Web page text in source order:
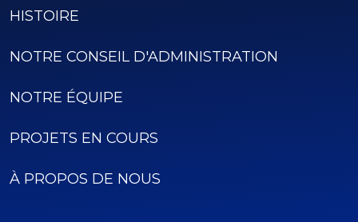
HISTOIRE
NOTRE CONSEIL D'ADMINISTRATION
NOTRE ÉQUIPE
PROJETS EN COURS
À PROPOS DE NOUS